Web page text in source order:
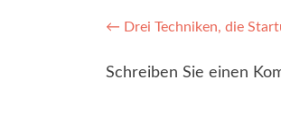
Post
navigation
← Drei Techniken, die
Schreiben Sie einen